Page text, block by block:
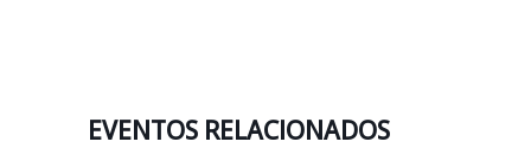
EVENTOS RELACIONADOS